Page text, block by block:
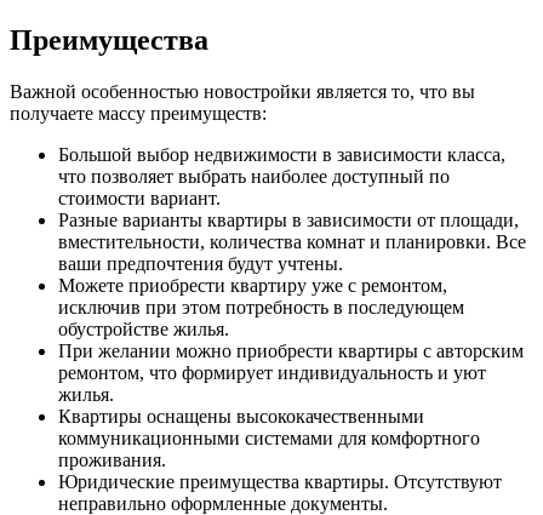
Преимущества
Важной особенностью новостройки является то, что вы
получаете массу преимуществ:
Большой выбор недвижимости в зависимости класса,
что позволяет выбрать наиболее доступный по
стоимости вариант.
Разные варианты квартиры в зависимости от площади,
вместительности, количества комнат и планировки. Все
ваши предпочтения будут учтены.
Можете приобрести квартиру уже с ремонтом,
исключив при этом потребность в последующем
обустройстве жилья.
При желании можно приобрести квартиры с авторским
ремонтом, что формирует индивидуальность и уют
жилья.
Квартиры оснащены высококачественными
коммуникационными системами для комфортного
проживания.
Юридические преимущества квартиры. Отсутствуют
неправильно оформленные документы.